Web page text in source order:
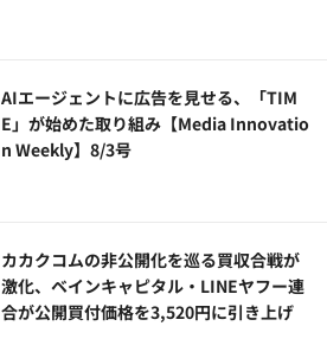
AIエージェントに広告を見せる、「TIM
E」が始めた取り組み【Media Innovatio
n Weekly】8/3号
カカクコムの非公開化を巡る買収合戦が
激化、ベインキャピタル・LINEヤフー連
合が公開買付価格を3,520円に引き上げ